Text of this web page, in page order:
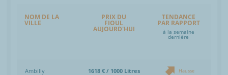
NOM DE LA
VILLE
PRIX DU
FIOUL
AUJOURD'HUI
TENDANCE
PAR RAPPORT
à la semaine
dernière
Ambilly 1618 € / 1000 Litres Hausse